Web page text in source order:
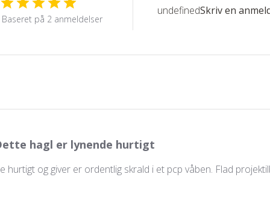
Baseret på 2 anmeldelser
undefinedSkriv en
hagl er lynende hurtigt
hurtigt og giver er ordentlig skrald i et pcp våben. Flad